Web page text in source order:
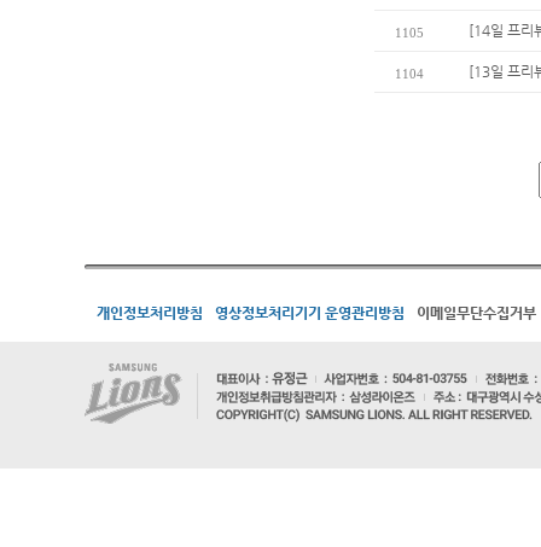
1105 [14일 프리
1104 [13일 프리
개인정보처리방침 영상정보처리기기 운영관리방침 이메일무단수집거부